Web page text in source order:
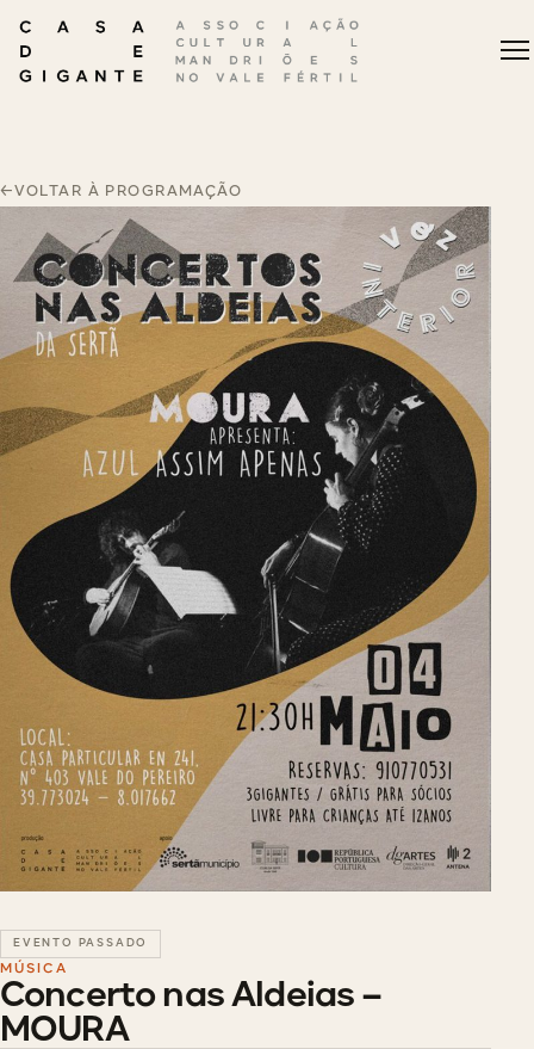
←VOLTAR À PROGRAMAÇÃO
EVENTO PASSADO
MÚSICA
Concerto nas Aldeias –
MOURA